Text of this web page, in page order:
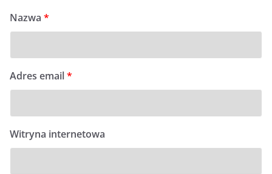
Nazwa *
Adres email*
Witryna internetowa